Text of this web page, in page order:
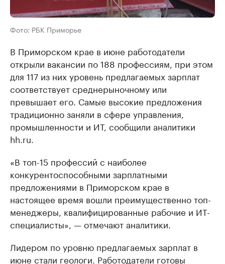
Фото: РБК Приморье
В Приморском крае в июне работодатели
открыли вакансии по 188 профессиям, при этом
для 117 из них уровень предлагаемых зарплат
соответствует среднерыночному или
превышает его. Самые высокие предложения
традиционно заняли в сфере управления,
промышленности и ИТ, сообщили аналитики
hh.ru.
«В топ-15 профессий с наиболее
конкурентоспособными зарплатными
предложениями в Приморском крае в
настоящее время вошли преимущественно топ-
менеджеры, квалифицированные рабочие и ИТ-
специалисты», — отмечают аналитики.
Лидером по уровню предлагаемых зарплат в
июне стали геологи. Работодатели готовы